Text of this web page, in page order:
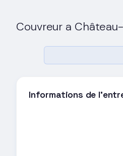
Couvreur a
Informations de